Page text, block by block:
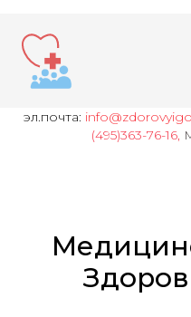
эл.почта:
(495)363-76-16,